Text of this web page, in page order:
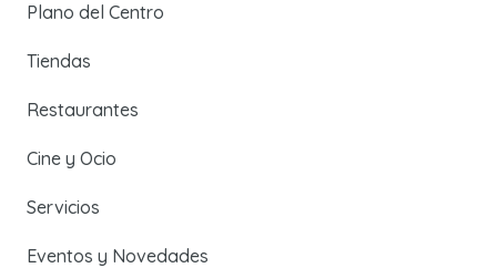
Plano del Centro
Tiendas
Restaurantes
Cine y Ocio
Servicios
Eventos y Novedades